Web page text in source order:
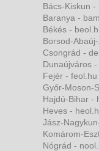
Bács-Kiskun -
Baranya -
Békés -
Borsod-
Csongrád -
Dunaújváros
Fejér - feol.hu
Győr-Moson-
Hajdú-Bihar -
Heves -
Jász-
Komárom-
Nógrád -